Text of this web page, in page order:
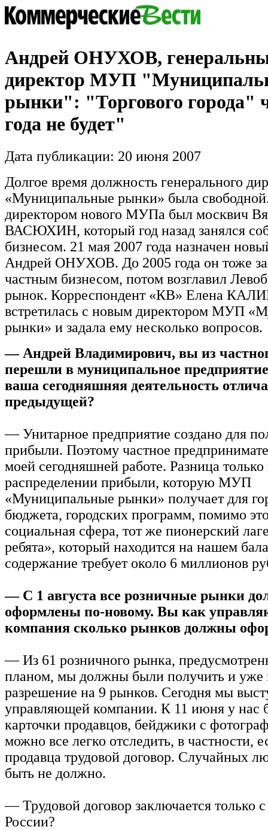
Андрей ОНУХОВ,
директор МУП
рынки": "Торгового города"
года не будет"
Дата публикации: 20 июня 2007
Долгое время должность генерального
«Муниципальные рынки» была
директором нового МУПа был москвич
ВАСЮХИН, который год назад занялся
бизнесом. 21 мая 2007 года назначен
Андрей ОНУХОВ. До 2005 года он тоже
частным бизнесом, потом возглавил
рынок. Корреспондент «КВ» Елена
встретилась с новым директором МУП
рынки» и задала ему несколько вопросов.
— Андрей Владимирович, вы из
перешли в муниципальное
ваша сегодняшняя деятельность
предыдущей?
— Унитарное предприятие создано для
прибыли. Поэтому частное
моей сегодняшней работе. Разница только
распределении прибыли, которую МУП
«Муниципальные рынки» получает для
бюджета, городских программ, помимо
социальная сфера, тот же пионерский
ребята», который находится на нашем
содержание требует около 6 миллионов
— С 1 августа все розничные рынки
оформлены по-новому. Вы как
компания сколько рынков должны
— Из 61 розничного рынка,
планом, мы должны были получить и уже
разрешение на 9 рынков. Сегодня мы
управляющей компании. К 11 июня у нас
карточки продавцов, бейджики с
можно все легко отследить, в частности,
продавца трудовой договор. Случайных
быть не должно.
— Трудовой договор заключается только
России?